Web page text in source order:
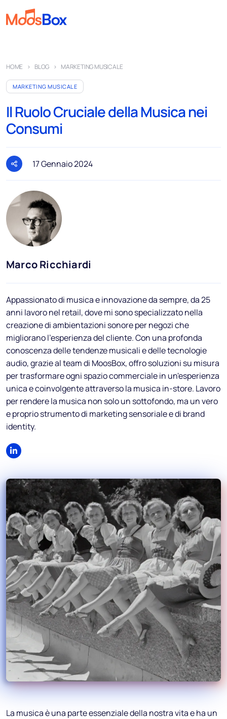
Playlist
Spot
Settori
Pricing
Chi siamo
Partner
Come funziona
Licenza
Blog
Podcast
HOME BLOG MARKETING MUSICALE
MARKETING MUSICALE
Il Ruolo Cruciale della Musica nei
Consumi
17 Gennaio 2024
Marco Ricchiardi
Appassionato di musica e innovazione da sempre, da 25
anni lavoro nel retail, dove mi sono specializzato nella
creazione di ambientazioni sonore per negozi che
migliorano l'esperienza del cliente. Con una profonda
conoscenza delle tendenze musicali e delle tecnologie
audio, grazie al team di MoosBox, offro soluzioni su misura
per trasformare ogni spazio commerciale in un'esperienza
unica e coinvolgente attraverso la musica in-store. Lavoro
per rendere la musica non solo un sottofondo, ma un vero
e proprio strumento di marketing sensoriale e di brand
identity.
La musica è una parte essenziale della nostra vita e ha un